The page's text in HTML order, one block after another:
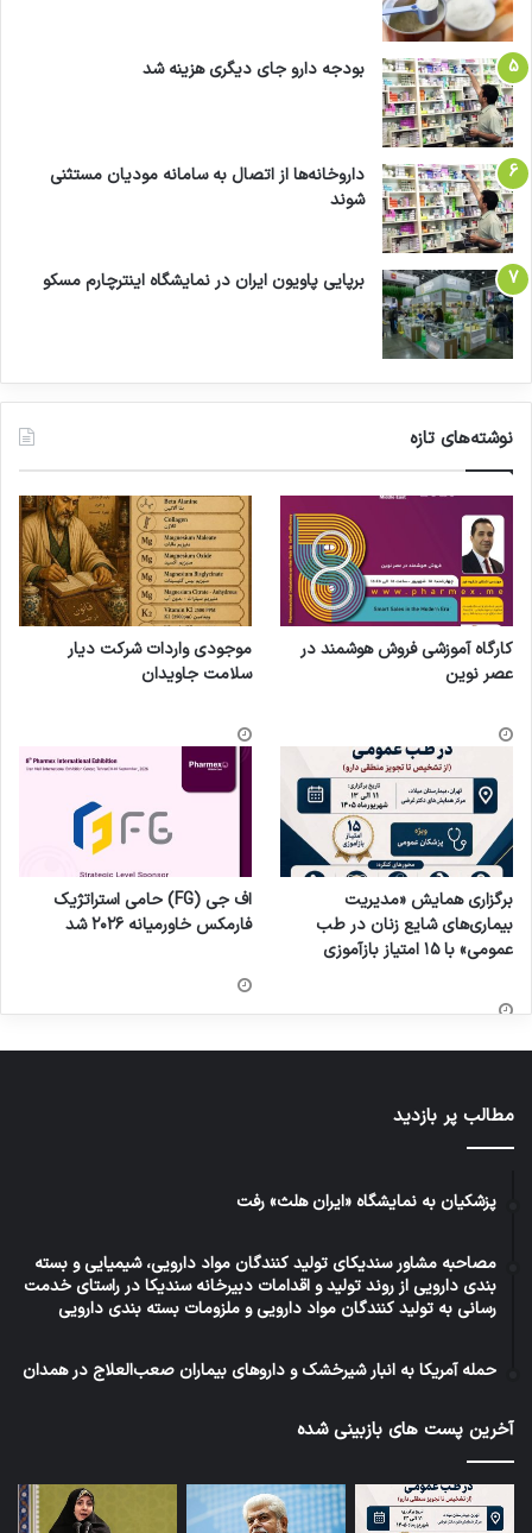
بودجه دارو جای دیگری هزینه شد
داروخانه‌ها از اتصال به سامانه مودیان مستثنی
شوند
برپایی پاویون ایران در نمایشگاه اینترچارم مسکو
نوشته‌های تازه
کارگاه آموزشی فروش هوشمند در
عصر نوین
موجودی واردات شرکت دیار
سلامت جاویدان
برگزاری همایش «مدیریت
بیماری‌های شایع زنان در طب
عمومی» با ۱۵ امتیاز بازآموزی
اف جی (FG) حامی استراتژیک
فارمکس خاورمیانه ۲۰۲۶ شد
مطالب پر بازدید
پزشکیان به نمایشگاه «ایران هلث» رفت
مصاحبه مشاور سندیکای تولید کنندگان مواد دارویی، شیمیایی و بسته
بندی دارویی از روند تولید و اقدامات دبیرخانه سندیکا در راستای خدمت
رسانی به تولید کنندگان مواد دارویی و ملزومات بسته بندی دارویی
حمله آمریکا به انبار شیرخشک و داروهای بیماران صعب‌العلاج در همدان
آخرین پست های بازبینی شده